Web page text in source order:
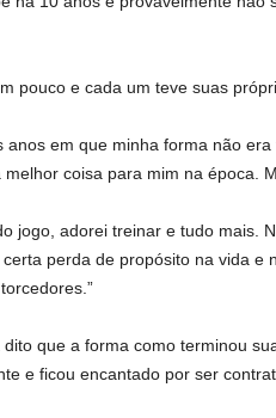
pouco e cada um teve suas
anos em que minha forma não
melhor coisa para mim na época.
jogo, adorei treinar e tudo mais.
perda de propósito na vida e
dito que a forma como terminou
e ficou encantado por ser